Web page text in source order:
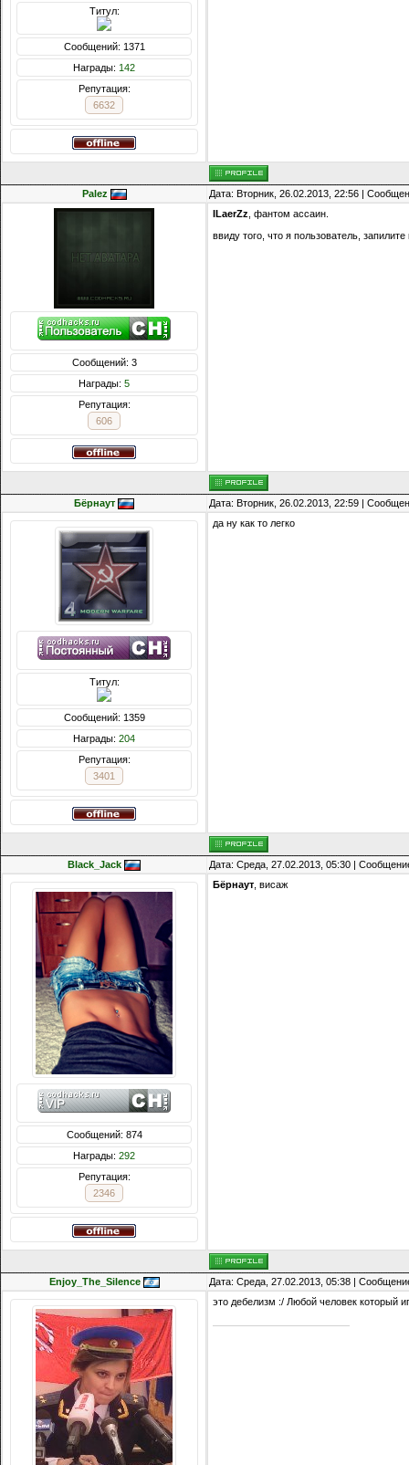
Титул:
Сообщений: 1371
Награды: 142
Репутация:
6632
Palez Дата: Вторник, 26.02.2013, 22:56 |
Сообщений: 3
Награды: 5
Репутация:
606
ILaerZz , фантом ассаин.
ввиду того, что я пользователь,
Бёрнаут Дата: Вторник, 26.02.2013, 22:59 |
Титул:
Сообщений: 1359
Награды: 204
Репутация:
3401
да ну как то легко
Black_Jack Дата: Среда, 27.02.2013, 05:30 |
Сообщений: 874
Награды: 292
Репутация:
2346
Бёрнаут , висаж
Enjoy_The_Silence
Дата: Среда, 27.02.2013, 05:38 |
это дебелизм :/ Любой человек который